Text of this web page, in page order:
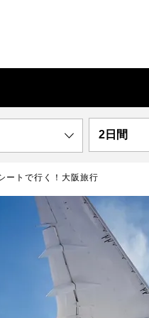
2日間
ートで行く！大阪旅行